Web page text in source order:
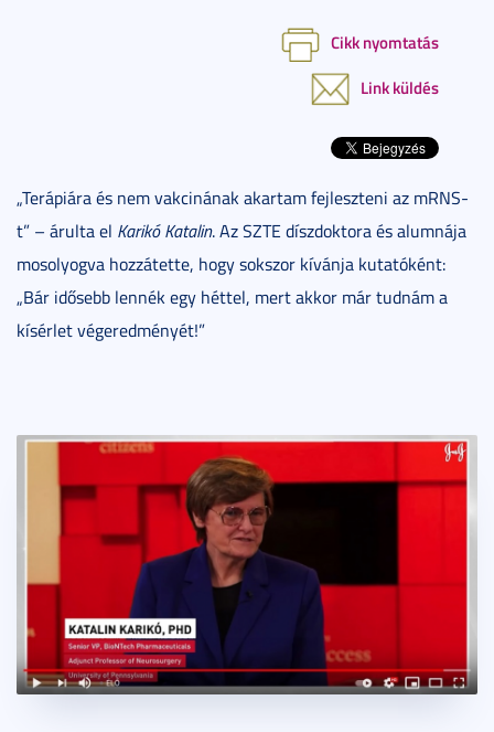
Cikk nyomtatás
Link küldés
„Terápiára és nem vakcinának akartam fejleszteni az mRNS-
t” – árulta el Karikó Katalin. Az SZTE díszdoktora és alumnája
mosolyogva hozzátette, hogy sokszor kívánja kutatóként:
„Bár idősebb lennék egy héttel, mert akkor már tudnám a
kísérlet végeredményét!”